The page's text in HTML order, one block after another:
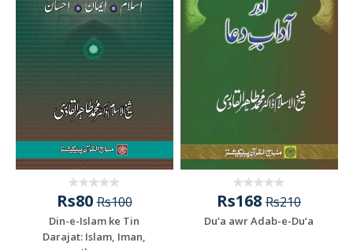
Rs80Rs100
Din-e-Islam ke Tin
Darajat: Islam, Iman,
Rs168 Rs210
Du‘a awr Adab-e-Du‘a